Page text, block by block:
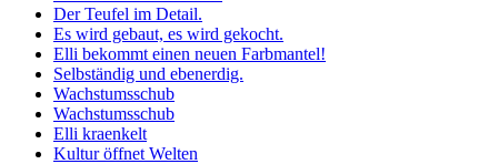
Der Teufel im Detail.
Es wird gebaut, es wird gekocht.
Elli bekommt einen neuen Farbmantel!
Selbständig und ebenerdig.
Wachstumsschub
Wachstumsschub
Elli kraenkelt
Kultur öffnet Welten